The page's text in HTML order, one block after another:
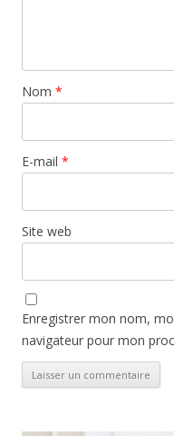
Nom *
E-mail *
Site web
Enregistrer mon nom,
navigateur pour mon